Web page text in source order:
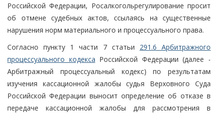
Российской Федерации, Росалкогольрегулирование просит
об отмене судебных актов, ссылаясь на существенные
нарушения норм материального и процессуального права.
Согласно пункту 1 части 7 статьи 291.6 Арбитражного
процессуального кодекса Российской Федерации (далее -
Арбитражный процессуальный кодекс) по результатам
изучения кассационной жалобы судья Верховного Суда
Российской Федерации выносит определение об отказе в
передаче кассационной жалобы для рассмотрения в